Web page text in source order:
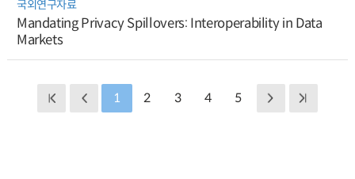
국외연구자료
Mandating Privacy Spillovers: Interoperability in Data
Markets
1 2 3 4 5